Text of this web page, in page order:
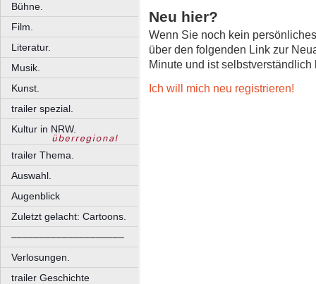
Bühne.
Film.
Literatur.
Musik.
Kunst.
trailer spezial.
Kultur in NRW.
trailer Thema.
Auswahl.
Augenblick
Zuletzt gelacht: Cartoons.
––––––––––––––––––––
Verlosungen.
trailer Geschichte
Neu hier?
Wenn Sie noch kein
über den folgenden Link zur
Minute und ist selbstverständlich
Ich will mich neu registrieren!